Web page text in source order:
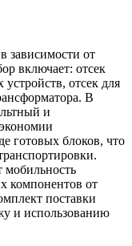
зависимости от
включает: отсек
отсек для
В
и
готовых блоков, что
мобильность
компонентов от
поставки
и использованию